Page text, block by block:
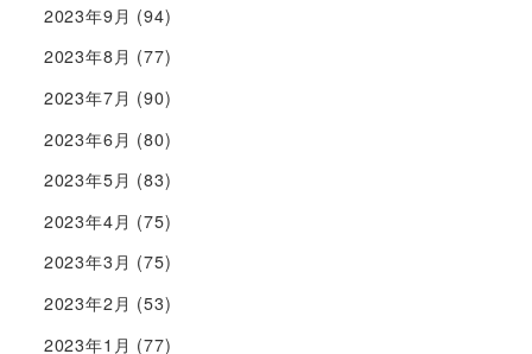
2023年9月 (94)
2023年8月 (77)
2023年7月 (90)
2023年6月 (80)
2023年5月 (83)
2023年4月 (75)
2023年3月 (75)
2023年2月 (53)
2023年1月 (77)